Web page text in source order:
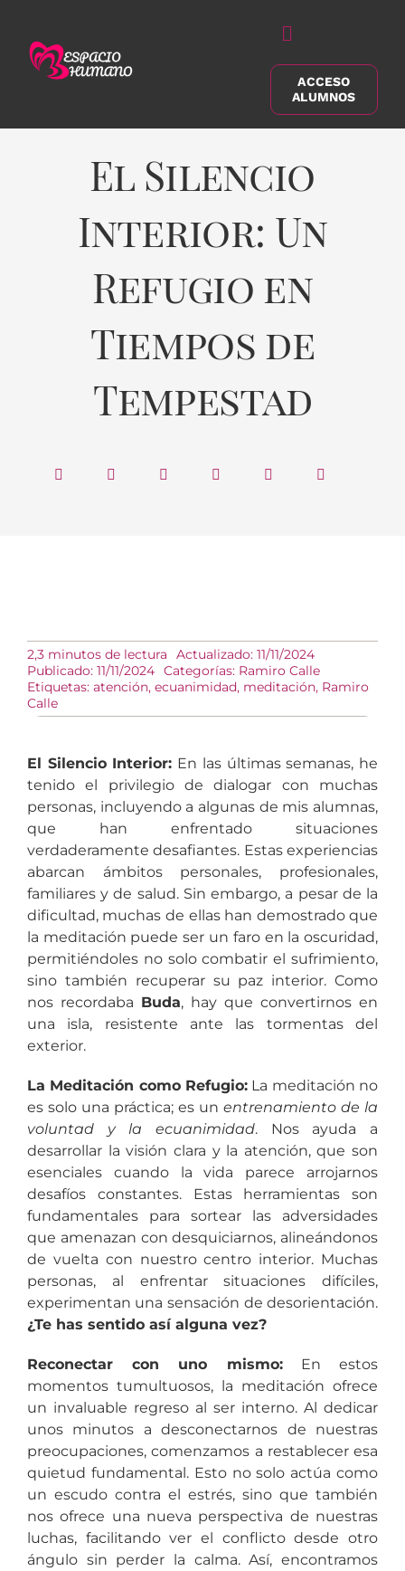
contenido
Alternar
navegación
Buscar:
ACCESO
ALUMNOS
El Silencio
Interior: Un
Refugio en
Tiempos de
Tempestad
2,3 minutos de lectura
Actualizado: 11/11/2024
Publicado: 11/11/2024 Categorías: Ramiro Calle
Etiquetas: atención, ecuanimidad, meditación, Ramiro
Calle
El Silencio Interior: En las últimas semanas, he
tenido el privilegio de dialogar con muchas
personas, incluyendo a algunas de mis alumnas,
que han enfrentado situaciones
verdaderamente desafiantes. Estas experiencias
abarcan ámbitos personales, profesionales,
familiares y de salud. Sin embargo, a pesar de la
dificultad, muchas de ellas han demostrado que
la meditación puede ser un faro en la oscuridad,
permitiéndoles no solo combatir el sufrimiento,
sino también recuperar su paz interior. Como
nos recordaba Buda, hay que convertirnos en
una isla, resistente ante las tormentas del
exterior.
La Meditación como Refugio: La meditación no
es solo una práctica; es unentrenamiento de la
voluntad y la ecuanimidad. Nos ayuda a
desarrollar la visión clara y la atención, que son
esenciales cuando la vida parece arrojarnos
desafíos constantes. Estas herramientas son
fundamentales para sortear las adversidades
que amenazan con desquiciarnos, alineándonos
de vuelta con nuestro centro interior. Muchas
personas, al enfrentar situaciones difíciles,
experimentan una sensación de desorientación.
¿Te has sentido así alguna vez?
Reconectar con uno mismo:En estos
momentos tumultuosos, la meditación ofrece
un invaluable regreso al ser interno. Al dedicar
unos minutos a desconectarnos de nuestras
preocupaciones, comenzamos a restablecer esa
quietud fundamental. Esto no solo actúa como
un escudo contra el estrés, sino que también
nos ofrece una nueva perspectiva de nuestras
luchas, facilitando ver el conflicto desde otro
ángulo sin perder la calma. Así, encontramos